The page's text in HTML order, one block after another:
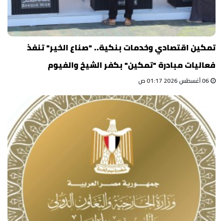
تمكين اقتصادي وخدمات بنكية.. "صناع الخير" تنفذ
فعاليات مبادرة "تمكين" بكفر الشيخ والفيوم